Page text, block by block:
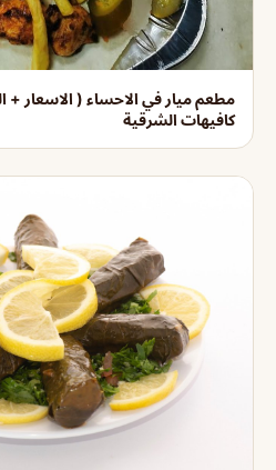
مطعم ميار في الاحساء ( الاسعار +
كافيهات الشرقية